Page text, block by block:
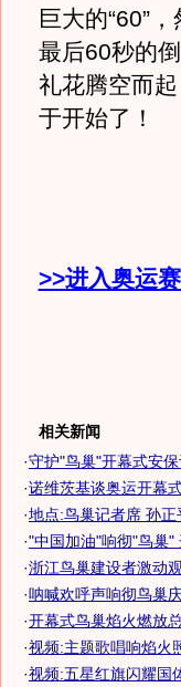
巨大的“60”
最后60秒的
礼花腾空而
于开始了！
>>进入奥运
相关新闻
·守护"鸟巢"开幕式安
·诺维茨基谈奥运开幕
·地点:鸟巢记者席 孙
·"中国加油"响彻"鸟巢"
·浙江鸟巢建设者激动
·呐喊欢呼声响彻鸟巢
·开幕式鸟巢焰火燃放
·视频:主题歌唱响焰火
·视频:五星红旗闪耀国